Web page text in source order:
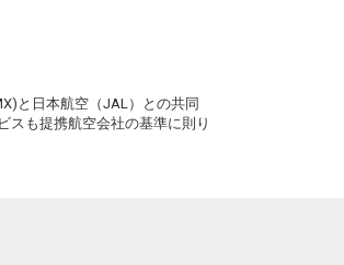
と日本航空（JAL）との共同
スも提携航空会社の基準に則り